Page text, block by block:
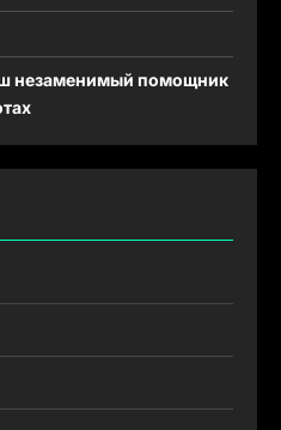
незаменимый помощник